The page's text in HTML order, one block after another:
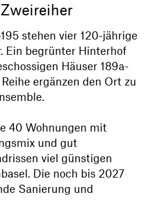
stehen vier 120-jährige
Ein begrünter Hinterhof
Häuser 189a-
ergänzen den Ort zu
40 Wohnungen mit
und gut
viel günstigen
Die noch bis 2027
Sanierung und